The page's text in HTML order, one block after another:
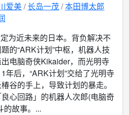
爱美 长岛一茂 本田博太郎
为近未来的日本。背负解决不
的“ARK计划”中枢，机器人技
电脑奇侠Kikaider，而光明寺
年后，“ARK计划”交给了光明寺
谷的手上，导致计划的暴走。
心回路」的机器人次郎(电脑奇
的故事。...